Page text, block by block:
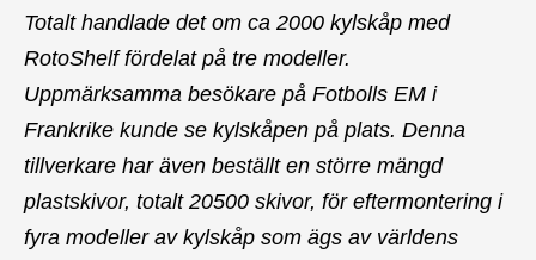
Totalt handlade det om ca 2000 kylskåp med
RotoShelf fördelat på tre modeller.
Uppmärksamma besökare på Fotbolls EM i
Frankrike kunde se kylskåpen på plats. Denna
tillverkare har även beställt en större mängd
plastskivor, totalt 20500 skivor, för eftermontering i
fyra modeller av kylskåp som ägs av världens